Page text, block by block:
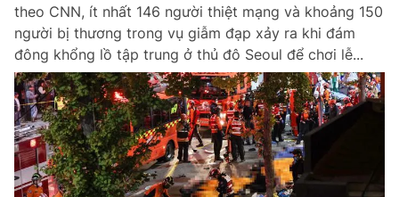
theo CNN, ít nhất 146 người thiệt mạng và khoảng 150
người bị thương trong vụ giẫm đạp xảy ra khi đám
đông khổng lồ tập trung ở thủ đô Seoul để chơi lễ...